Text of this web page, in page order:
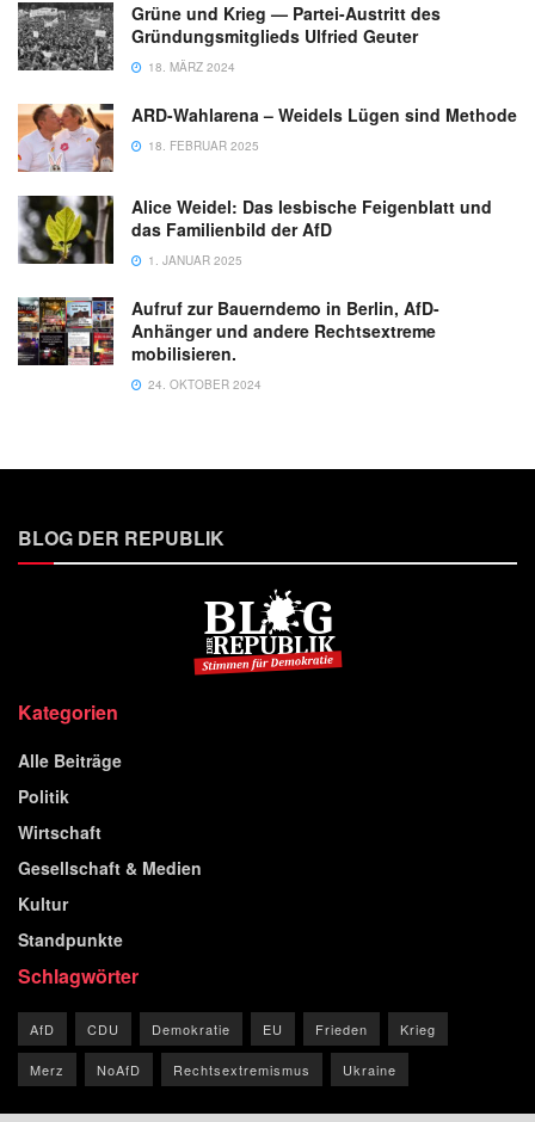
Grüne und Krieg — Partei-Austritt des
Gründungsmitglieds Ulfried Geuter
18. MÄRZ 2024
ARD-Wahlarena – Weidels Lügen sind Methode
18. FEBRUAR 2025
Alice Weidel: Das lesbische Feigenblatt und
das Familienbild der AfD
1. JANUAR 2025
Aufruf zur Bauerndemo in Berlin, AfD-
Anhänger und andere Rechtsextreme
mobilisieren.
24. OKTOBER 2024
BLOG DER REPUBLIK
Kategorien
Alle Beiträge
Politik
Wirtschaft
Gesellschaft & Medien
Kultur
Standpunkte
Schlagwörter
AfD CDU Demokratie EU Frieden Krieg
Merz NoAfD Rechtsextremismus Ukraine